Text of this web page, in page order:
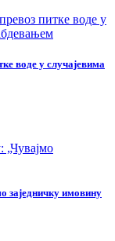
воде у случајевима
заједничку имовину